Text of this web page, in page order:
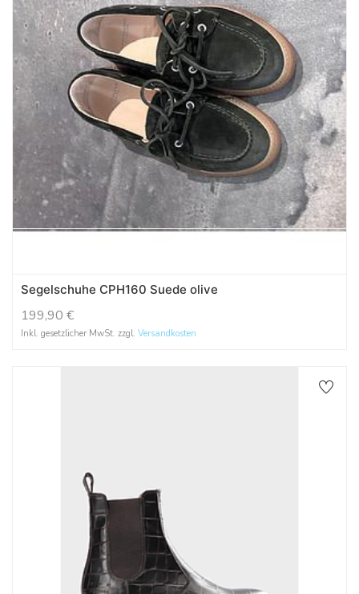
Segelschuhe CPH160 Suede olive
199,90 €
Inkl. gesetzlicher MwSt. zzgl. Versandkosten